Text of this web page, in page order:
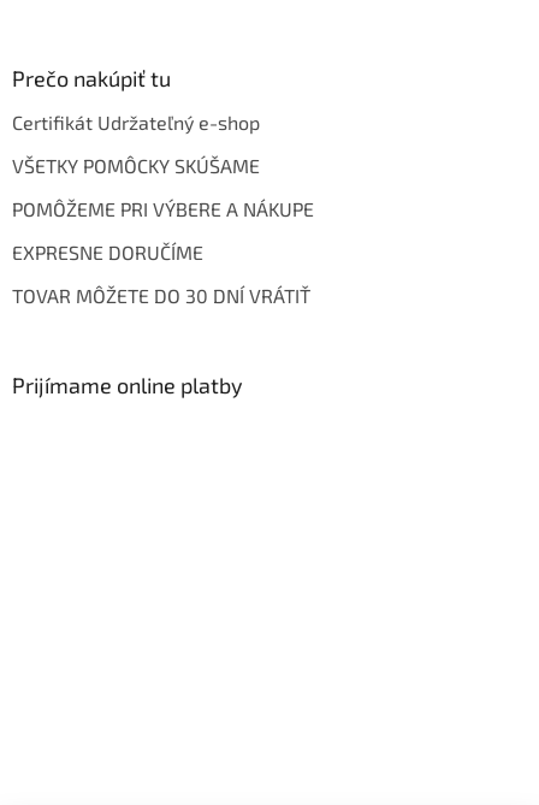
Prečo nakúpiť tu
Certifikát Udržateľný e-shop
VŠETKY POMÔCKY SKÚŠAME
POMÔŽEME PRI VÝBERE A NÁKUPE
EXPRESNE DORUČÍME
TOVAR MÔŽETE DO 30 DNÍ VRÁTIŤ
Prijímame online platby